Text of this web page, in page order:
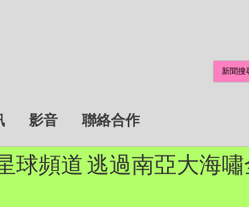
影音 聯絡合作
星球頻道 逃過南亞大海